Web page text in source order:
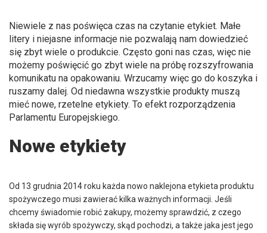
Niewiele z nas poświęca czas na czytanie etykiet. Małe
litery i niejasne informacje nie pozwalają nam dowiedzieć
się zbyt wiele o produkcie. Często goni nas czas, więc nie
możemy poświęcić go zbyt wiele na próbę rozszyfrowania
komunikatu na opakowaniu. Wrzucamy więc go do koszyka i
ruszamy dalej. Od niedawna wszystkie produkty muszą
mieć nowe, rzetelne etykiety. To efekt rozporządzenia
Parlamentu Europejskiego.
Nowe etykiety
Od 13 grudnia 2014 roku każda nowo naklejona etykieta produktu
spożywczego musi zawierać kilka ważnych informacji. Jeśli
chcemy świadomie robić zakupy, możemy sprawdzić, z czego
składa się wyrób spożywczy, skąd pochodzi, a także jaka jest jego